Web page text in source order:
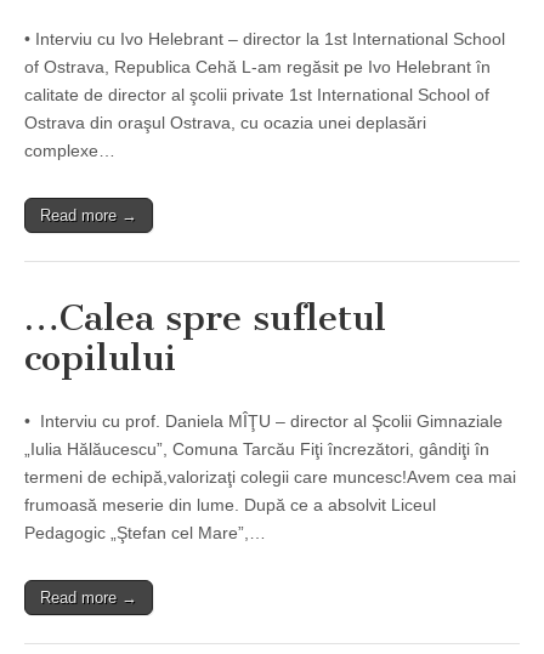
• Interviu cu Ivo Helebrant – director la 1st International School
of Ostrava, Republica Cehă L-am regăsit pe Ivo Helebrant în
calitate de director al şcolii private 1st International School of
Ostrava din oraşul Ostrava, cu ocazia unei deplasări
complexe…
Read more →
…Calea spre sufletul
copilului
• Interviu cu prof. Daniela MÎŢU – director al Şcolii Gimnaziale
„Iulia Hălăucescu”, Comuna Tarcău Fiţi încrezători, gândiţi în
termeni de echipă,valorizaţi colegii care muncesc!Avem cea mai
frumoasă meserie din lume. După ce a absolvit Liceul
Pedagogic „Ştefan cel Mare”,…
Read more →